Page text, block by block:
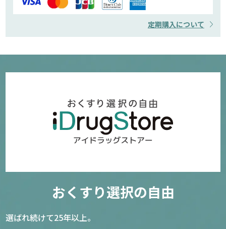
定期購入について
おくすり選択の自由
選ばれ続けて25年以上。